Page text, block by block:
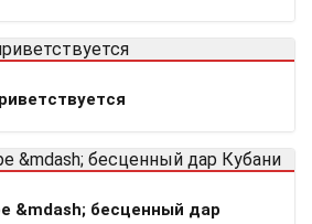
&mdash; бесценный дар